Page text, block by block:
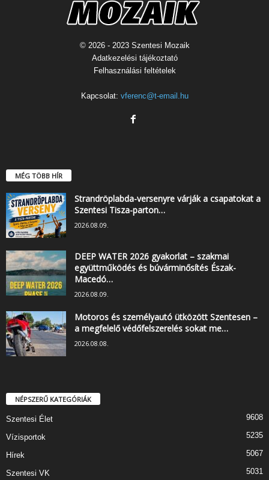
© 2026 - 2023 Szentesi Mozaik
Adatkezelési tájékoztató
Felhasználási feltételek
Kapcsolat: vferenc@t-email.hu
MÉG TÖBB HÍR
Strandröplabda-versenyre várják a csapatokat a
Szentesi Tisza-parton…
2026.08.09.
DEEP WATER 2026 gyakorlat – szakmai
együttműködés és búvárminősítés Észak-
Macedó…
2026.08.09.
Motoros és személyautó ütközött Szentesen –
a megfelelő védőfelszerelés sokat me…
2026.08.08.
NÉPSZERŰ KATEGÓRIÁK
Szentesi Élet 9608
Vízisportok 5235
Hírek 5067
Szentesi VK 5031